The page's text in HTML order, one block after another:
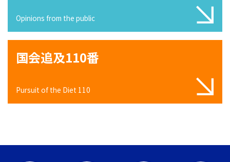
Opinions from the public
国会追及110番
Pursuit of the Diet 110